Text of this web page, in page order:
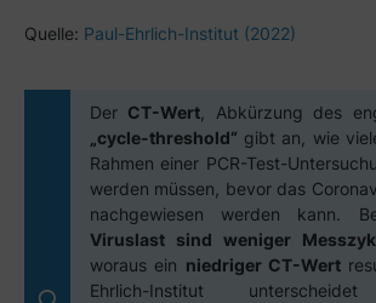
Quelle: Paul-Ehrlich-Institut (2022)
Der CT-Wert , Abkürzung des
„cycle-threshold“ gibt an, wie
Rahmen einer PCR-Test-
werden müssen, bevor das
nachgewiesen werden kann.
Viruslast sind weniger
woraus ein niedriger CT-Wert
Ehrlich-Institut